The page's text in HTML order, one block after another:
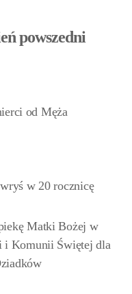
powszedni
od Męża
w 20 rocznicę
Matki Bożej w
i Komunii Świętej dla